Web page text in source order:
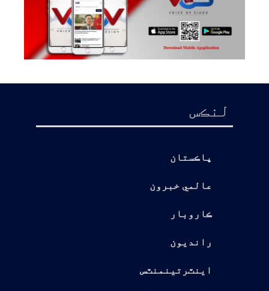
لنڪس
پاڪستان
عالمي خبرون
ڪاروبار
رانديون
اينٽرتينمنٽس